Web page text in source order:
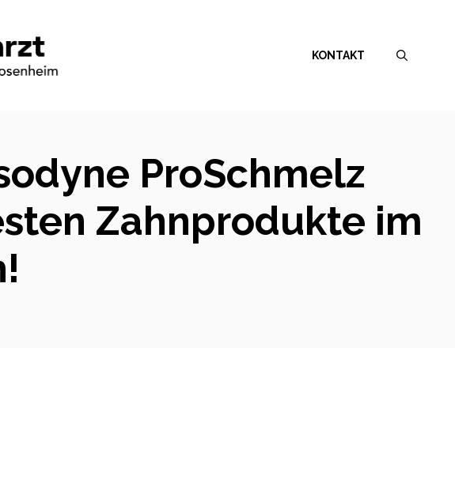
KONTAKT
ProSchmelz
Zahnprodukte im